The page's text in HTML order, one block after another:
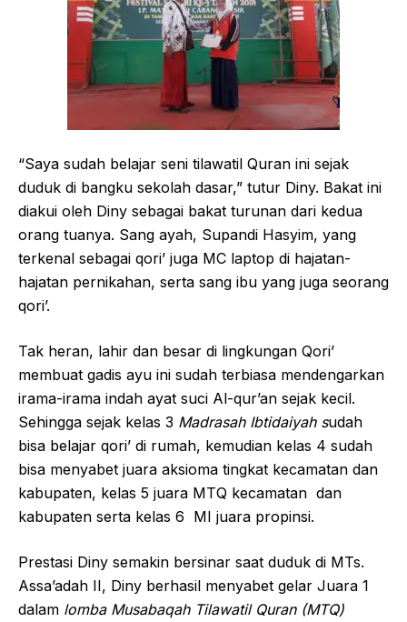
“Saya sudah belajar seni tilawatil Quran ini sejak
duduk di bangku sekolah dasar,” tutur Diny. Bakat ini
diakui oleh Diny sebagai bakat turunan dari kedua
orang tuanya. Sang ayah, Supandi Hasyim, yang
terkenal sebagai qori’ juga MC laptop di hajatan-
hajatan pernikahan, serta sang ibu yang juga seorang
qori’.
Tak heran, lahir dan besar di lingkungan Qori’
membuat gadis ayu ini sudah terbiasa mendengarkan
irama-irama indah ayat suci Al-qur’an sejak kecil.
Sehingga sejak kelas 3 Madrasah Ibtidaiyah sudah
bisa belajar qori’ di rumah, kemudian kelas 4 sudah
bisa menyabet juara aksioma tingkat kecamatan dan
kabupaten, kelas 5 juara MTQ kecamatan dan
kabupaten serta kelas 6 MI juara propinsi.
Prestasi Diny semakin bersinar saat duduk di MTs.
Assa’adah II, Diny berhasil menyabet gelar Juara 1
dalam lomba Musabaqah Tilawatil Quran (MTQ)